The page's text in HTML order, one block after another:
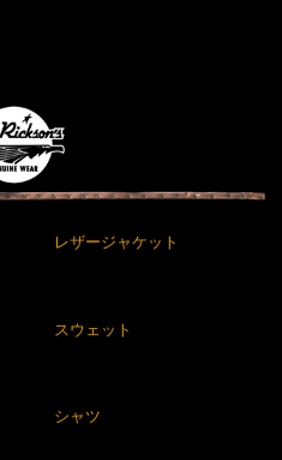
レザージャケット
スウェット
シャツ